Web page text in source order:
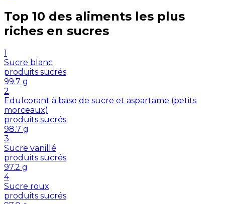
Top 10 des aliments les plus
riches en sucres
1
Sucre blanc
produits sucrés
99.7 g
2
Edulcorant à base de sucre et aspartame (petits
morceaux)
produits sucrés
98.7 g
3
Sucre vanillé
produits sucrés
97.2 g
4
Sucre roux
produits sucrés